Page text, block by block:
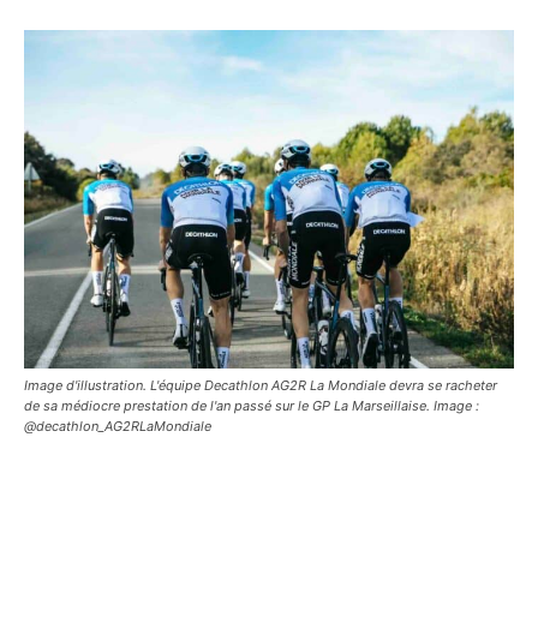
Image d'illustration. L'équipe Decathlon AG2R La Mondiale devra se racheter
de sa médiocre prestation de l'an passé sur le GP La Marseillaise. Image :
@decathlon_AG2RLaMondiale